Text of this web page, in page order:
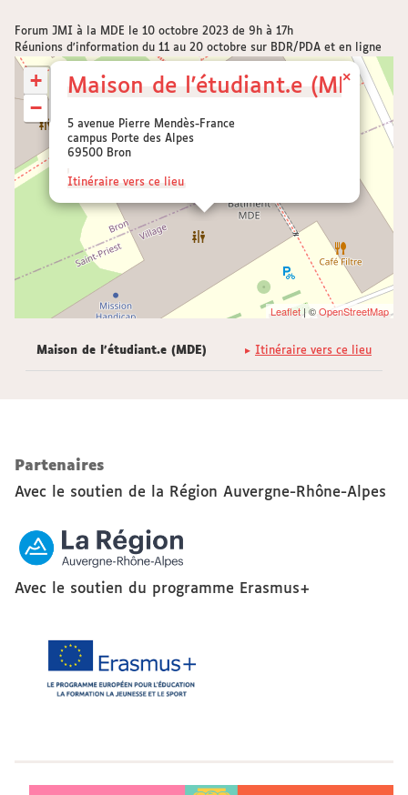
Forum JMI à la MDE le 10 octobre 2023 de 9h à 17h
Réunions d'information du 11 au 20 octobre sur BDR/PDA et en ligne
Maison de l'étudiant.e (MDE)
5 avenue Pierre Mendès-France
campus Porte des Alpes
69500 Bron
Itinéraire vers ce lieu
×
+
−
Leaflet | ©OpenStreetMap
Itinéraire vers ce lieu
Maison de l'étudiant.e (MDE)
Partenaires
Avec le soutien de la Région Auvergne-Rhône-Alpes
Avec le soutien du programme Erasmus+